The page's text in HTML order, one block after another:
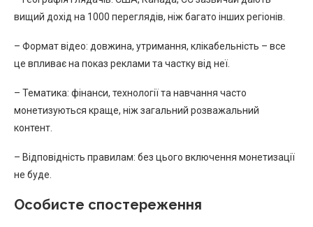
вищий дохід на 1000 переглядів, ніж багато інших регіонів.
– Формат відео: довжина, утримання, клікабельність – все
це впливає на показ реклами та частку від неї.
– Тематика: фінанси, технології та навчання часто
монетизуються краще, ніж загальний розважальний
контент.
– Відповідність правилам: без цього включення монетизації
не буде.
Особисте спостереження